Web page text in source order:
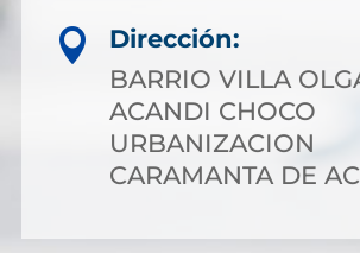

Dirección:
BARRIO VILLA
ACANDI CHOCO
URBANIZACION
CARAMANTA DE